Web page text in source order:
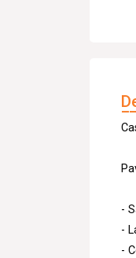
-
-
-